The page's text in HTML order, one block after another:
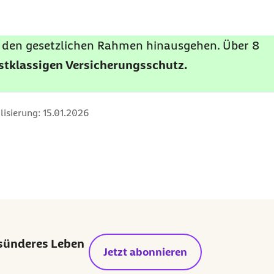
gesetzlichen Rahmen hinausgehen. Über 8
Versicherungsschutz.
15.01.2026
Leben
Jetzt abonnieren